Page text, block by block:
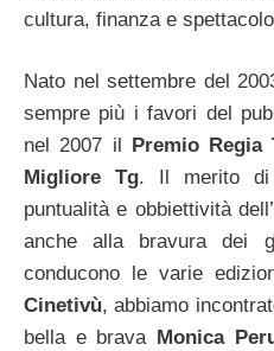
cultura, finanza e
Nato nel settembre del
sempre più i favori del
nel 2007 il Premio Regia
Migliore Tg. Il merito di
puntualità e obbiettività
anche alla bravura dei
conducono le varie
Cinetivù, abbiamo
bella e brava Monica